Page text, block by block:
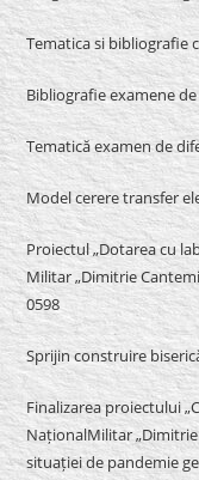
Tematica si bibliografie
Bibliografie examene
Tematică examen de
Model cerere transfer
Proiectul „Dotarea cu
Militar „Dimitrie
0598
Sprijin construire
Finalizarea proiectului
NaționalMilitar
situației de pandemie